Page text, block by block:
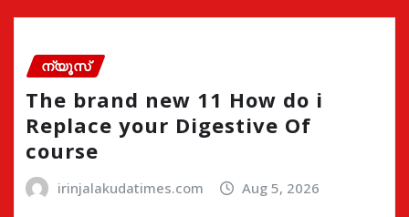
ന്യൂസ്
The brand new 11 How do i
Replace your Digestive Of
course
irinjalakudatimes.com Aug 5, 2026